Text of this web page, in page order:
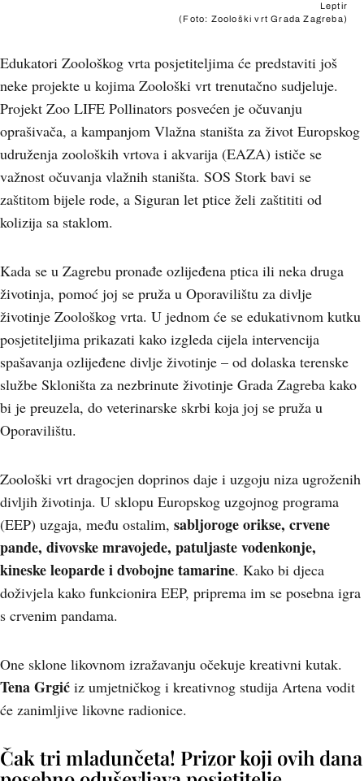
Leptir
(Foto: Zoološki vrt Grada Zagreba)
Edukatori Zoološkog vrta posjetiteljima će predstaviti još
neke projekte u kojima Zoološki vrt trenutačno sudjeluje.
Projekt Zoo LIFE Pollinators posvećen je očuvanju
oprašivača, a kampanjom Vlažna staništa za život Europskog
udruženja zooloških vrtova i akvarija (EAZA) ističe se
važnost očuvanja vlažnih staništa. SOS Stork bavi se
zaštitom bijele rode, a Siguran let ptice želi zaštititi od
kolizija sa staklom.
Kada se u Zagrebu pronađe ozlijeđena ptica ili neka druga
životinja, pomoć joj se pruža u Oporavilištu za divlje
životinje Zoološkog vrta. U jednom će se edukativnom kutku
posjetiteljima prikazati kako izgleda cijela intervencija
spašavanja ozlijeđene divlje životinje – od dolaska terenske
službe Skloništa za nezbrinute životinje Grada Zagreba kako
bi je preuzela, do veterinarske skrbi koja joj se pruža u
Oporavilištu.
Zoološki vrt dragocjen doprinos daje i uzgoju niza ugroženih
divljih životinja. U sklopu Europskog uzgojnog programa
(EEP) uzgaja, među ostalim, sabljoroge orikse, crvene
pande, divovske mravojede, patuljaste vodenkonje,
kineske leoparde i dvobojne tamarine. Kako bi djeca
doživjela kako funkcionira EEP, priprema im se posebna igra
s crvenim pandama.
One sklone likovnom izražavanju očekuje kreativni kutak.
Tena Grgić iz umjetničkog i kreativnog studija Artena vodit
će zanimljive likovne radionice.
Čak tri mladunčeta! Prizor koji ovih dana